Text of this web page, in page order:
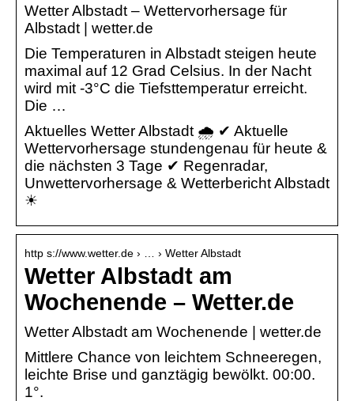
Wetter Albstadt – Wettervorhersage für
Albstadt | wetter.de
Die Temperaturen in Albstadt steigen heute
maximal auf 12 Grad Celsius. In der Nacht
wird mit -3°C die Tiefsttemperatur erreicht.
Die …
Aktuelles Wetter Albstadt 🌧️ ✔ Aktuelle
Wettervorhersage stundengenau für heute &
die nächsten 3 Tage ✔ Regenradar,
Unwettervorhersage & Wetterbericht Albstadt
☀
http s://www.wetter.de › … › Wetter Albstadt
Wetter Albstadt am
Wochenende – Wetter.de
Wetter Albstadt am Wochenende | wetter.de
Mittlere Chance von leichtem Schneeregen,
leichte Brise und ganztägig bewölkt. 00:00.
1°.